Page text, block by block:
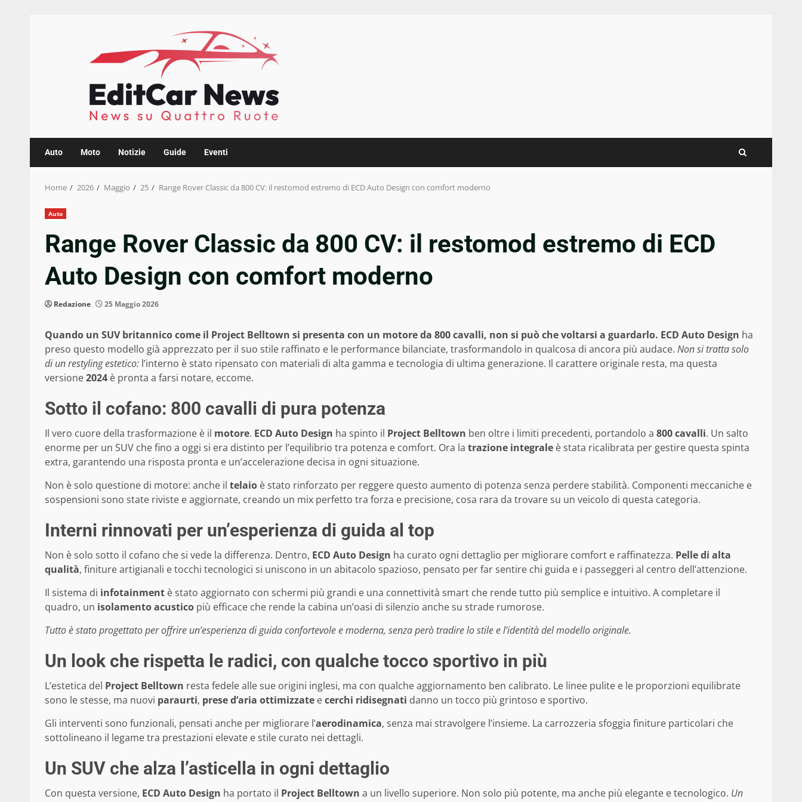
Auto Moto Notizie Guide Eventi
Home 2026 Maggio 25 Range Rover Classic da 800 CV: il restomod estremo di ECD Auto Design con comfort moderno
Auto
Range Rover Classic da 800 CV: il restomod estremo di ECD
Auto Design con comfort moderno
Redazione 25 Maggio 2026
Quando un SUV britannico come il Project Belltown si presenta con un motore da 800 cavalli, non si può che voltarsi a guardarlo. ECD Auto Design ha
preso questo modello già apprezzato per il suo stile raffinato e le performance bilanciate, trasformandolo in qualcosa di ancora più audace. Non si tratta solo
di un restyling estetico: l’interno è stato ripensato con materiali di alta gamma e tecnologia di ultima generazione. Il carattere originale resta, ma questa
versione2024 è pronta a farsi notare, eccome.
Sotto il cofano: 800 cavalli di pura potenza
Il vero cuore della trasformazione è il motore. ECD Auto Design ha spinto il Project Belltown ben oltre i limiti precedenti, portandolo a 800 cavalli. Un salto
enorme per un SUV che fino a oggi si era distinto per l’equilibrio tra potenza e comfort. Ora la trazione integrale è stata ricalibrata per gestire questa spinta
extra, garantendo una risposta pronta e un’accelerazione decisa in ogni situazione.
Non è solo questione di motore: anche il telaio è stato rinforzato per reggere questo aumento di potenza senza perdere stabilità. Componenti meccaniche e
sospensioni sono state riviste e aggiornate, creando un mix perfetto tra forza e precisione, cosa rara da trovare su un veicolo di questa categoria.
Interni rinnovati per un’esperienza di guida al top
Non è solo sotto il cofano che si vede la differenza. Dentro, ECD Auto Design ha curato ogni dettaglio per migliorare comfort e raffinatezza. Pelle di alta
qualità, finiture artigianali e tocchi tecnologici si uniscono in un abitacolo spazioso, pensato per far sentire chi guida e i passeggeri al centro dell’attenzione.
Il sistema di infotainment è stato aggiornato con schermi più grandi e una connettività smart che rende tutto più semplice e intuitivo. A completare il
quadro, un isolamento acustico più efficace che rende la cabina un’oasi di silenzio anche su strade rumorose.
Tutto è stato progettato per offrire un’esperienza di guida confortevole e moderna, senza però tradire lo stile e l’identità del modello originale.
Un look che rispetta le radici, con qualche tocco sportivo in più
L’estetica del Project Belltown resta fedele alle sue origini inglesi, ma con qualche aggiornamento ben calibrato. Le linee pulite e le proporzioni equilibrate
sono le stesse, ma nuovi paraurti, prese d’aria ottimizzate ecerchi ridisegnati danno un tocco più grintoso e sportivo.
Gli interventi sono funzionali, pensati anche per migliorare l’aerodinamica, senza mai stravolgere l’insieme. La carrozzeria sfoggia finiture particolari che
sottolineano il legame tra prestazioni elevate e stile curato nei dettagli.
Un SUV che alza l’asticella in ogni dettaglio
Con questa versione, ECD Auto Design ha portato il Project Belltown a un livello superiore. Non solo più potente, ma anche più elegante e tecnologico. Un